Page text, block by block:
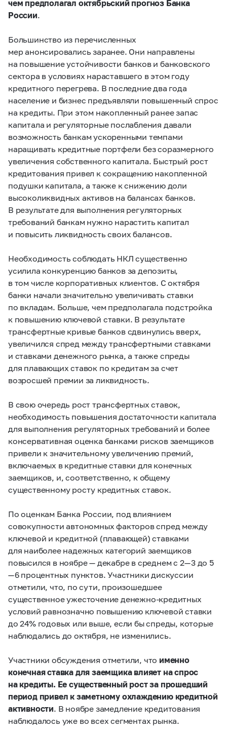
чем предполагал октябрьский прогноз Банка
России.
Большинство из перечисленных
мер анонсировались заранее. Они направлены
на повышение устойчивости банков и банковского
сектора в условиях нараставшего в этом году
кредитного перегрева. В последние два года
население и бизнес предъявляли повышенный спрос
на кредиты. При этом накопленный ранее запас
капитала и регуляторные послабления давали
возможность банкам ускоренными темпами
наращивать кредитные портфели без соразмерного
увеличения собственного капитала. Быстрый рост
кредитования привел к сокращению накопленной
подушки капитала, а также к снижению доли
высоколиквидных активов на балансах банков.
В результате для выполнения регуляторных
требований банкам нужно нарастить капитал
и повысить ликвидность своих балансов.
Необходимость соблюдать НКЛ существенно
усилила конкуренцию банков за депозиты,
в том числе корпоративных клиентов. С октября
банки начали значительно увеличивать ставки
по вкладам. Больше, чем предполагала подстройка
к повышению ключевой ставки. В результате
трансфертные кривые банков сдвинулись вверх,
увеличился спред между трансфертными ставками
и ставками денежного рынка, а также спреды
для плавающих ставок по кредитам за счет
возросшей премии за ликвидность.
В свою очередь рост трансфертных ставок,
необходимость повышения достаточности капитала
для выполнения регуляторных требований и более
консервативная оценка банками рисков заемщиков
привели к значительному увеличению премий,
включаемых в кредитные ставки для конечных
заемщиков, и, соответственно, к общему
существенному росту кредитных ставок.
По оценкам Банка России, под влиянием
совокупности автономных факторов спред между
ключевой и кредитной (плавающей) ставками
для наиболее надежных категорий заемщиков
повысился в ноябре — декабре в среднем с 2 — 3 до 5
— 6 процентных пунктов. Участники дискуссии
отметили, что, по сути, произошедшее
существенное ужесточение денежно-кредитных
условий равнозначно повышению ключевой ставки
до 24% годовых или выше, если бы спреды, которые
наблюдались до октября, не изменились.
Участники обсуждения отметили, что именно
конечная ставка для заемщика влияет на спрос
на кредиты. Ее существенный рост за прошедший
период привел к заметному охлаждению кредитной
активности. В ноябре замедление кредитования
наблюдалось уже во всех сегментах рынка.